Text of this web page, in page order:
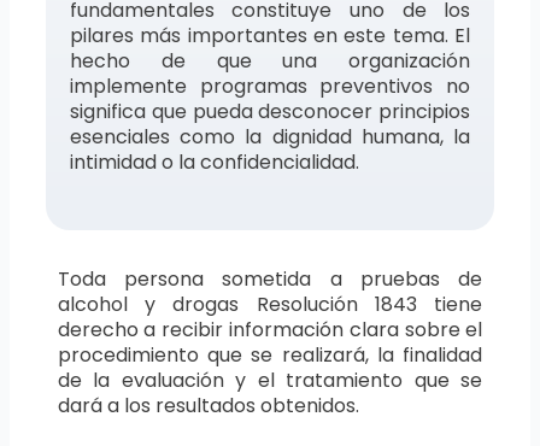
fundamentales constituye uno de los
pilares más importantes en este tema. El
hecho de que una organización
implemente programas preventivos no
significa que pueda desconocer principios
esenciales como la dignidad humana, la
intimidad o la confidencialidad.
Toda persona sometida a pruebas de
alcohol y drogas Resolución 1843 tiene
derecho a recibir información clara sobre el
procedimiento que se realizará, la finalidad
de la evaluación y el tratamiento que se
dará a los resultados obtenidos.